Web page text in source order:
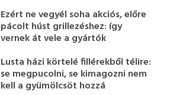
Ezért ne vegyél soha akciós, előre
pácolt húst grillezéshez: így
vernek át vele a gyártók
Lusta házi körtelé fillérekből télire:
se megpucolni, se kimagozni nem
kell a gyümölcsöt hozzá